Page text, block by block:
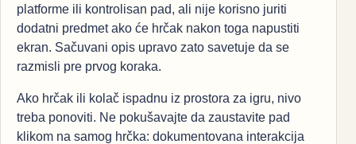
platforme ili kontrolisan pad, ali nije korisno juriti
dodatni predmet ako će hrčak nakon toga napustiti
ekran. Sačuvani opis upravo zato savetuje da se
razmisli pre prvog koraka.
Ako hrčak ili kolač ispadnu iz prostora za igru, nivo
treba ponoviti. Ne pokušavajte da zaustavite pad
klikom na samog hrčka: dokumentovana interakcija